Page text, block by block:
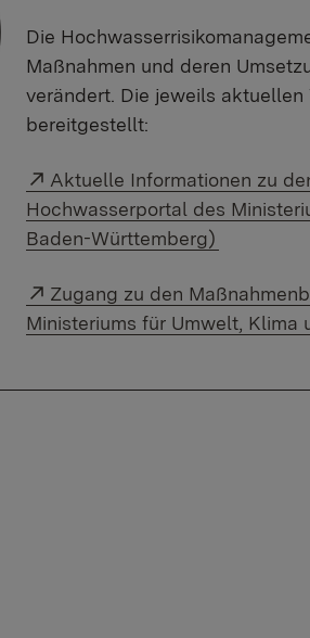
Die
Maßnahmen und deren
verändert. Die jeweils
bereitgestellt:
Externer Link:
Aktuelle Informationen zu
Hochwasserportal des
Baden-Württemberg)
Externer Link:
Zugang zu den
Ministeriums für Umwelt,